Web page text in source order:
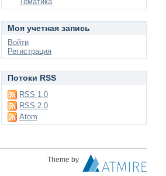
Моя учетная запись
Войти
Регистрация
Потоки RSS
RSS 1.0
RSS 2.0
Atom
Theme by